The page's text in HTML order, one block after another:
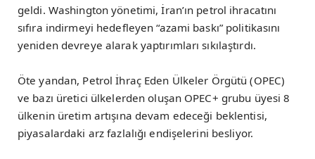
geldi. Washington yönetimi, İran’ın petrol ihracatını
sıfıra indirmeyi hedefleyen “azami baskı” politikasını
yeniden devreye alarak yaptırımları sıkılaştırdı.
Öte yandan, Petrol İhraç Eden Ülkeler Örgütü (OPEC)
ve bazı üretici ülkelerden oluşan OPEC+ grubu üyesi 8
ülkenin üretim artışına devam edeceği beklentisi,
piyasalardaki arz fazlalığı endişelerini besliyor.